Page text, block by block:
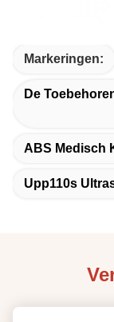
Markeringen:
De
ABS Medisch
Upp110s